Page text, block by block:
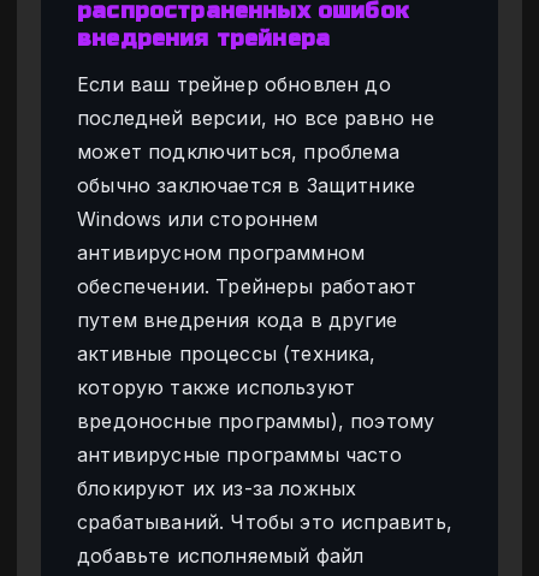
распространенных ошибок
внедрения трейнера
Если ваш трейнер обновлен до
последней версии, но все равно не
может подключиться, проблема
обычно заключается в Защитнике
Windows или стороннем
антивирусном программном
обеспечении. Трейнеры работают
путем внедрения кода в другие
активные процессы (техника,
которую также используют
вредоносные программы), поэтому
антивирусные программы часто
блокируют их из-за ложных
срабатываний. Чтобы это исправить,
добавьте исполняемый файл